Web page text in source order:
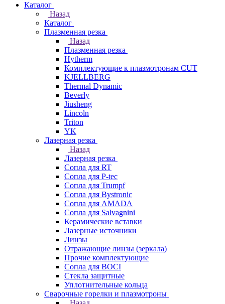
Каталог
Назад
Каталог
Плазменная резка
Назад
Плазменная резка
Hytherm
Комплектующие к плазмотронам CUT
KJELLBERG
Thermal Dynamic
Beverly
Jiusheng
Lincoln
Triton
YK
Лазерная резка
Назад
Лазерная резка
Сопла для RT
Сопла для P-tec
Сопла для Trumpf
Сопла для Bystronic
Сопла для AMADA
Сопла для Salvagnini
Керамические вставки
Лазерные источники
Линзы
Отражающие линзы (зеркала)
Прочие комплектующие
Сопла для BOCI
Стекла защитные
Уплотнительные кольца
Сварочные горелки и плазмотроны